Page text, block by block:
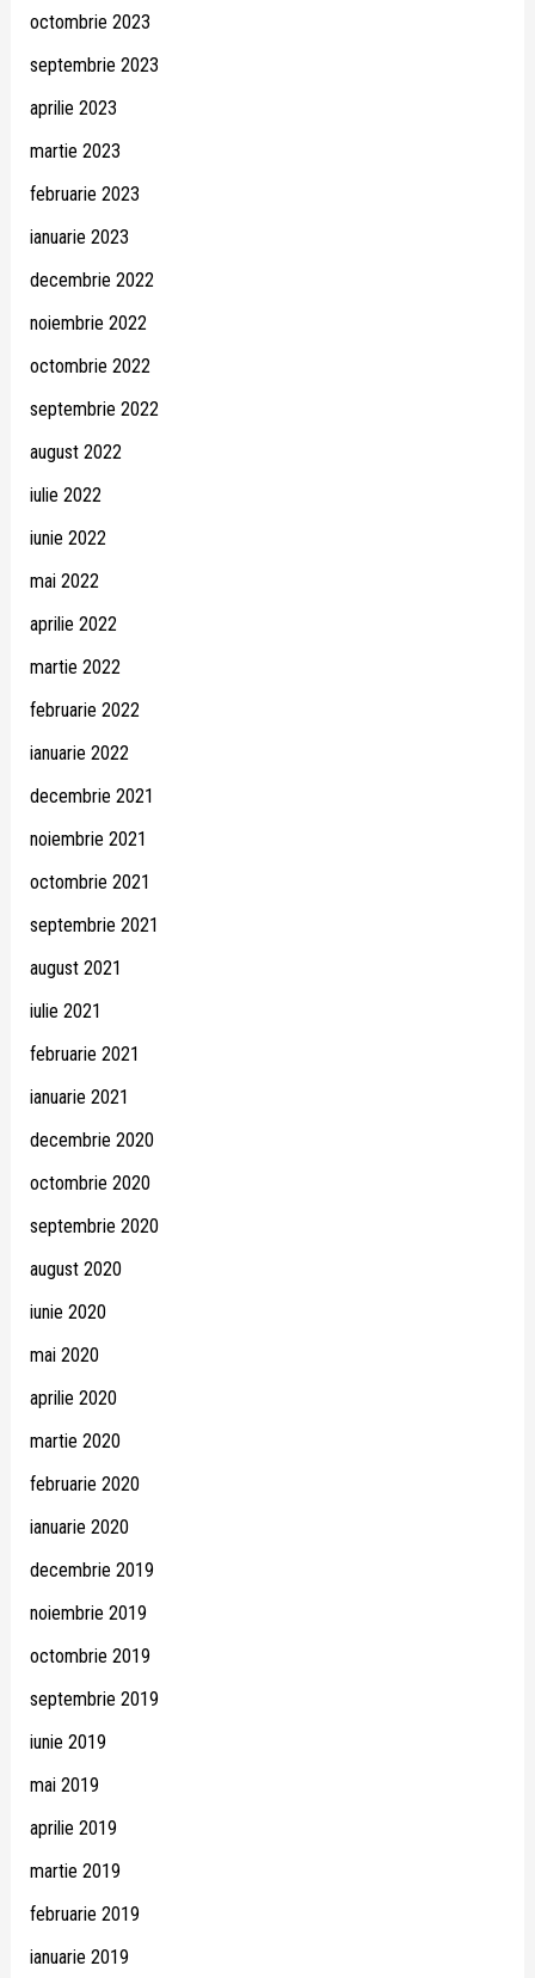
octombrie 2023
septembrie 2023
aprilie 2023
martie 2023
februarie 2023
ianuarie 2023
decembrie 2022
noiembrie 2022
octombrie 2022
septembrie 2022
august 2022
iulie 2022
iunie 2022
mai 2022
aprilie 2022
martie 2022
februarie 2022
ianuarie 2022
decembrie 2021
noiembrie 2021
octombrie 2021
septembrie 2021
august 2021
iulie 2021
februarie 2021
ianuarie 2021
decembrie 2020
octombrie 2020
septembrie 2020
august 2020
iunie 2020
mai 2020
aprilie 2020
martie 2020
februarie 2020
ianuarie 2020
decembrie 2019
noiembrie 2019
octombrie 2019
septembrie 2019
iunie 2019
mai 2019
aprilie 2019
martie 2019
februarie 2019
ianuarie 2019